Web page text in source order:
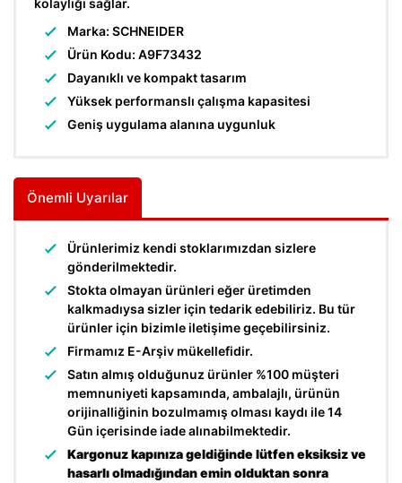
kolaylığı sağlar.
Marka: SCHNEIDER
Ürün Kodu: A9F73432
Dayanıklı ve kompakt tasarım
Yüksek performanslı çalışma kapasitesi
Geniş uygulama alanına uygunluk
Önemli Uyarılar
Ürünlerimiz kendi stoklarımızdan sizlere
gönderilmektedir.
Stokta olmayan ürünleri eğer üretimden
kalkmadıysa sizler için tedarik edebiliriz. Bu tür
ürünler için bizimle iletişime geçebilirsiniz.
Firmamız E-Arşiv mükellefidir.
Satın almış olduğunuz ürünler %100 müşteri
memnuniyeti kapsamında, ambalajlı, ürünün
orijinalliğinin bozulmamış olması kaydı ile 14
Gün içerisinde iade alınabilmektedir.
Kargonuz kapınıza geldiğinde lütfen eksiksiz ve
hasarlı olmadığından emin olduktan sonra